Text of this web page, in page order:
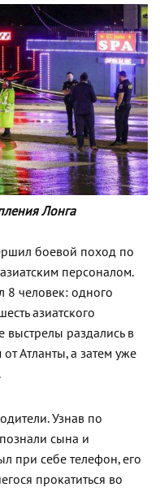
Лонга
боевой поход по
персоналом.
8 человек: одного
азиатского
раздались в
Атланты, а затем уже
Узнав по
сына и
при себе телефон, его
прокатиться во